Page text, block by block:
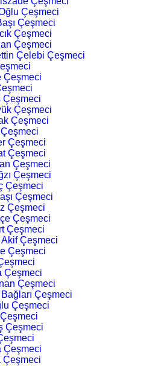
Çeşmeci
Çeşmeci
Çeşmeci
Çeşmeci
Çelebi Çeşmeci
Çeşmeci
Çeşmeci
Çeşmeci
Çeşmeci
Çeşmeci
Çeşmeci
Çeşmeci
Çeşmeci
Çeşmeci
Çeşmeci
Çeşmeci
Çeşmeci
Çeşmeci
Akif Çeşmeci
Çeşmeci
Çeşmeci
Çeşmeci
Çeşmeci
Çeşmeci
Çeşmeci
Çeşmeci
Çeşmeci